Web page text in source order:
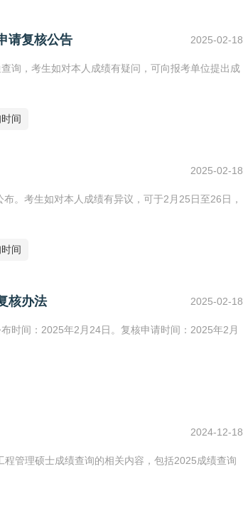
请复核公告 2025-02-18
询，考生如对本人成绩有疑问，可向报考单位提出成
间
2025-02-18
。考生如对本人成绩有异议，可于2月25日至26日，
间
核办法 2025-02-18
时间：2025年2月24日。复核申请时间：2025年2月
2024-12-18
管理硕士成绩查询的相关内容，包括2025成绩查询